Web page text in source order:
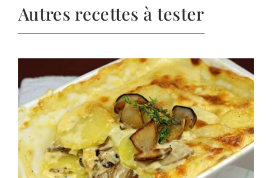
Autres recettes à tester